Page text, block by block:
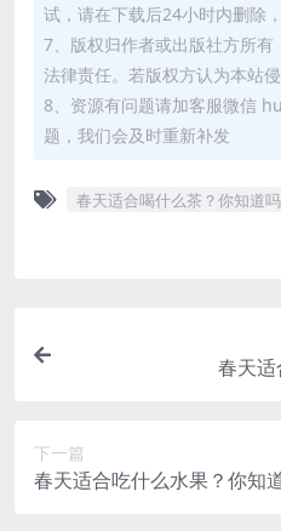
试，请在下载后24小时内删除
7、版权归作者或出版社方所
法律责任。若版权方认为本站
8、资源有问题请加客服微信
题，我们会及时重新补发
春天适合喝什么茶？你知道
春天适
下一篇
春天适合吃什么水果？你知